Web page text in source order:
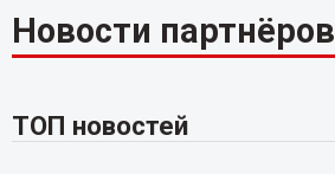
Новости партнёров
ТОП новостей